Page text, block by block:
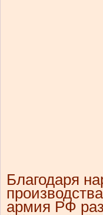
Благодаря
армия РФ